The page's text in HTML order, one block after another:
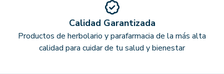
Calidad Garantizada
Productos de herbolario y parafarmacia de la más alta
calidad para cuidar de tu salud y bienestar